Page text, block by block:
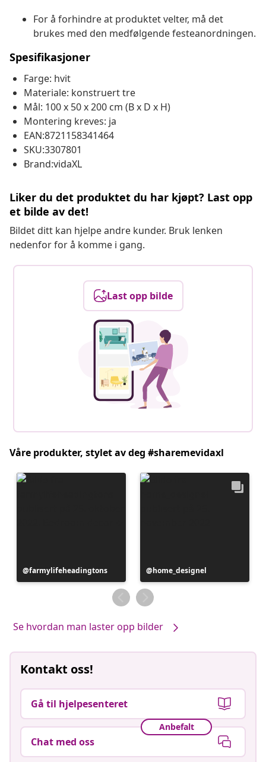
For å forhindre at produktet velter, må det
brukes med den medfølgende festeanordningen.
Spesifikasjoner
Farge: hvit
Materiale: konstruert tre
Mål: 100 x 50 x 200 cm (B x D x H)
Montering kreves: ja
EAN:8721158341464
SKU:3307801
Brand:vidaXL
Liker du det produktet du har kjøpt? Last opp
et bilde av det!
Bildet ditt kan hjelpe andre kunder. Bruk lenken
nedenfor for å komme i gang.
Last opp bilde
Våre produkter, stylet av deg #sharemevidaxl
Innlegg
publisert
farmylifeheadingtons
Innlegg
publisert
av
home_designel
Se hvordan man laster opp bilder
Kontakt oss!
Gå til hjelpesenteret
Anbefalt
Chat med oss